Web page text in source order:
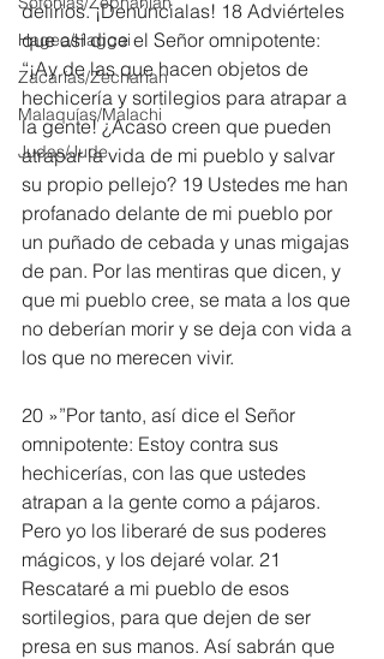
Hageo/Haggai
Zacarías/Zechariah
Malaquías/Malachi
Judas/Jude
delirios. ¡Denúncialas! 18 Adviérteles
que así dice el Señor omnipotente:
“¡Ay de las que hacen objetos de
hechicería y sortilegios para atrapar a
la gente! ¿Acaso creen que pueden
atrapar la vida de mi pueblo y salvar
su propio pellejo? 19 Ustedes me han
profanado delante de mi pueblo por
un puñado de cebada y unas migajas
de pan. Por las mentiras que dicen, y
que mi pueblo cree, se mata a los que
no deberían morir y se deja con vida a
los que no merecen vivir.
20 »”Por tanto, así dice el Señor
omnipotente: Estoy contra sus
hechicerías, con las que ustedes
atrapan a la gente como a pájaros.
Pero yo los liberaré de sus poderes
mágicos, y los dejaré volar. 21
Rescataré a mi pueblo de esos
sortilegios, para que dejen de ser
presa en sus manos. Así sabrán que